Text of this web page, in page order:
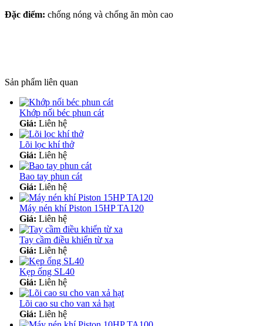
Đặc điểm: chống nóng và chống ăn mòn cao
Sản phẩm liên quan
Khớp nối béc phun cát
Giá: Liên hệ
Lõi lọc khí thở
Giá: Liên hệ
Bao tay phun cát
Giá: Liên hệ
Máy nén khí Piston 15HP TA120
Giá: Liên hệ
Tay cầm điều khiển từ xa
Giá: Liên hệ
Kẹp ống SL40
Giá: Liên hệ
Lõi cao su cho van xả hạt
Giá: Liên hệ